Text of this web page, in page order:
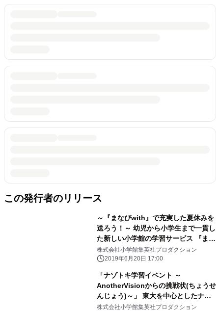
この発行者のリリース
～『まなびwith』で充実した夏休みを
送ろう！～ 幼児から小学生まで一貫し
た新しい小学館の学習サービス 『まな
びwith』夏休み特別企画 「おはスタ」
収録見学参加者を6月26日より募集開
株式会社小学館集英社プロダクション
2019年6月20日 17:00
「ナゾトキ学習イベント ～
AnotherVisionからの挑戦状(ちょうせ
んじょう)～」 東大を中心としたナゾ
トキ制作集団 AnotherVisionの松丸亮
株式会社小学館集英社プロダクション